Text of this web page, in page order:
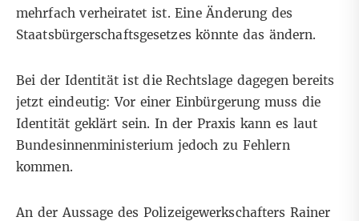
mehrfach verheiratet ist. Eine Änderung des
Staatsbürgerschaftsgesetzes könnte das ändern.
Bei der Identität ist die Rechtslage dagegen bereits
jetzt eindeutig:Vor einer Einbürgerung muss die
Identität geklärt sein. In der Praxis kann es laut
Bundesinnenministerium jedoch zu Fehlern
kommen.
An der Aussage des Polizeigewerkschafters Rainer